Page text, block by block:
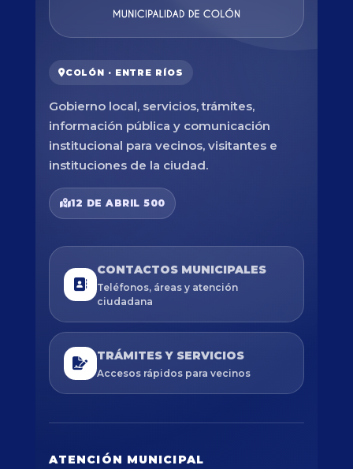
COLÓN · ENTRE RÍOS
Gobierno local, servicios, trámites,
información pública y comunicación
institucional para vecinos, visitantes e
instituciones de la ciudad.
12 DE ABRIL 500
CONTACTOS MUNICIPALES
Teléfonos, áreas y atención
ciudadana
TRÁMITES Y SERVICIOS
Accesos rápidos para vecinos
ATENCIÓN MUNICIPAL